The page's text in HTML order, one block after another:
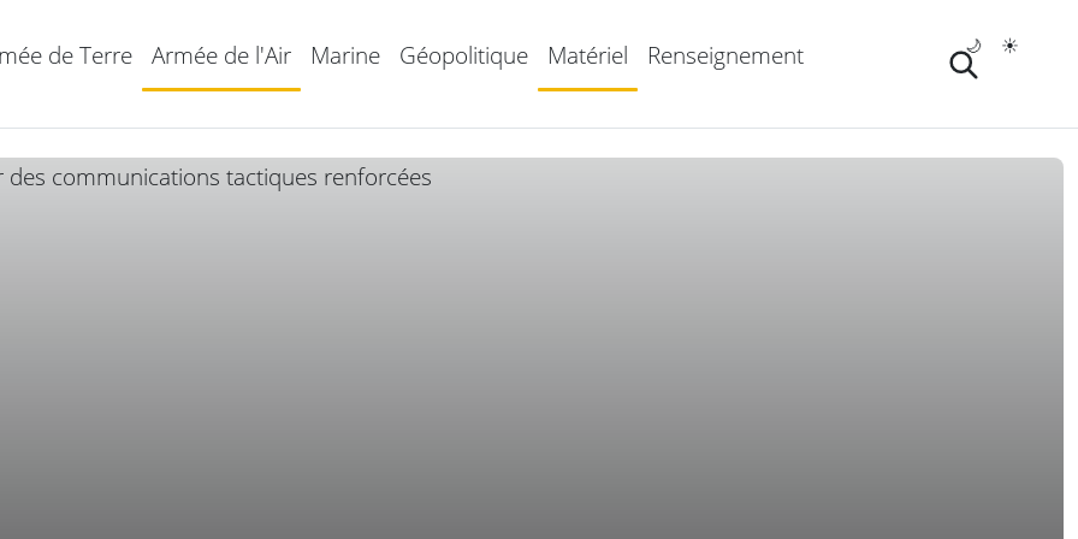
de Terre Armée de l'Air Marine Géopolitique Matériel Renseignement ☀️
🌙